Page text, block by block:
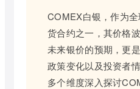
COMEX白银，作为
货合约之一，其价格
未来银价的预期，更
政策变化以及投资者
多个维度深入探讨